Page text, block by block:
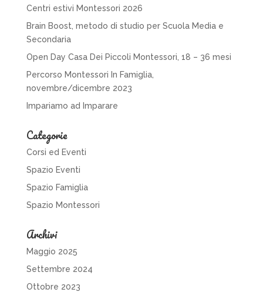
Centri estivi Montessori 2026
Brain Boost, metodo di studio per Scuola Media e
Secondaria
Open Day Casa Dei Piccoli Montessori, 18 – 36 mesi
Percorso Montessori In Famiglia,
novembre/dicembre 2023
Impariamo ad Imparare
Categorie
Corsi ed Eventi
Spazio Eventi
Spazio Famiglia
Spazio Montessori
Archivi
Maggio 2025
Settembre 2024
Ottobre 2023